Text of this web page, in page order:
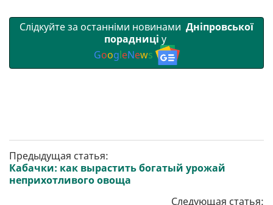
Слідкуйте за останніми новинами Дніпровської
порадниці у
GoogleNews
Предыдущая статья:
Кабачки: как вырастить богатый урожай
неприхотливого овоща
Следующая статья: